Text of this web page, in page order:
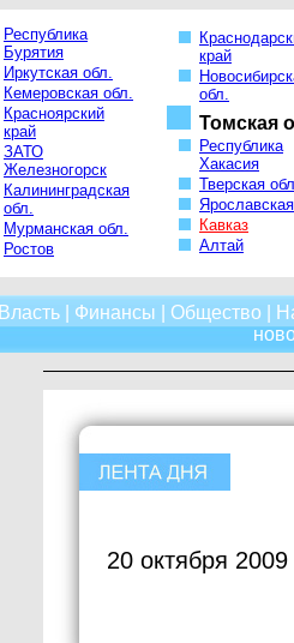
Республика
Бурятия
Иркутская обл.
Кемеровская обл.
Красноярский
край
ЗАТО
Железногорск
Калининградская
обл.
Мурманская обл.
Ростов
край
обл.
Томская
Республика
Хакасия
Тверская
Кавказ
Алтай
Власть| Финансы Общество
20 октября 2009